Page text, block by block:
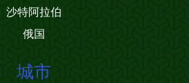
沙特阿拉伯
俄国
城市